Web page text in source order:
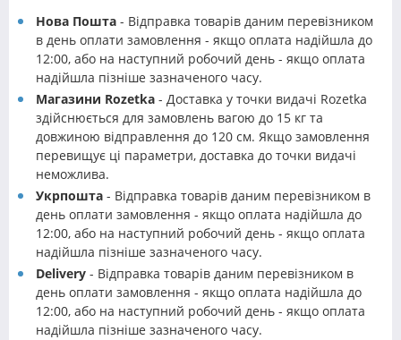
Нова Пошта - Відправка товарів даним перевізником
в день оплати замовлення - якщо оплата надійшла до
12:00, або на наступний робочий день - якщо оплата
надійшла пізніше зазначеного часу.
Магазини Rozetka - Доставка у точки видачі Rozetka
здійснюється для замовлень вагою до 15 кг та
довжиною відправлення до 120 см. Якщо замовлення
перевищує ці параметри, доставка до точки видачі
неможлива.
Укрпошта - Відправка товарів даним перевізником в
день оплати замовлення - якщо оплата надійшла до
12:00, або на наступний робочий день - якщо оплата
надійшла пізніше зазначеного часу.
Delivery - Відправка товарів даним перевізником в
день оплати замовлення - якщо оплата надійшла до
12:00, або на наступний робочий день - якщо оплата
надійшла пізніше зазначеного часу.